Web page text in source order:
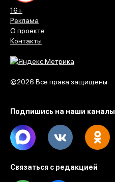
16+
Реклама
О проекте
Контакты
©2026 Все права защищены
Подпишись на наши каналы
Max
Связаться с редакцией